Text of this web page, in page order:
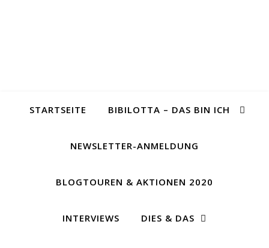
STARTSEITE BIBILOTTA – DAS BIN ICH
NEWSLETTER-ANMELDUNG
BLOGTOUREN & AKTIONEN 2020
INTERVIEWS DIES & DAS